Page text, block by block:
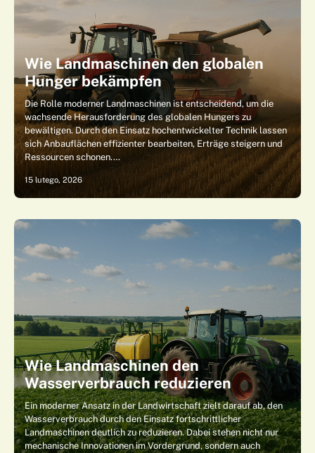
Wie Landmaschinen den globalen
Hunger bekämpfen
Die Rolle moderner Landmaschinen ist entscheidend, um die
wachsende Herausforderung des globalen Hungers zu
bewältigen. Durch den Einsatz hochentwickelter Technik lassen
sich Anbauflächen effizienter bearbeiten, Erträge steigern und
Ressourcen schonen.…
15 lutego, 2026
Wie Landmaschinen den
Wasserverbrauch reduzieren
Ein moderner Ansatz in der Landwirtschaft zielt darauf ab, den
Wasserverbrauch durch den Einsatz fortschrittlicher
Landmaschinen deutlich zu reduzieren. Dabei stehen nicht nur
mechanische Innovationen im Vordergrund, sondern auch